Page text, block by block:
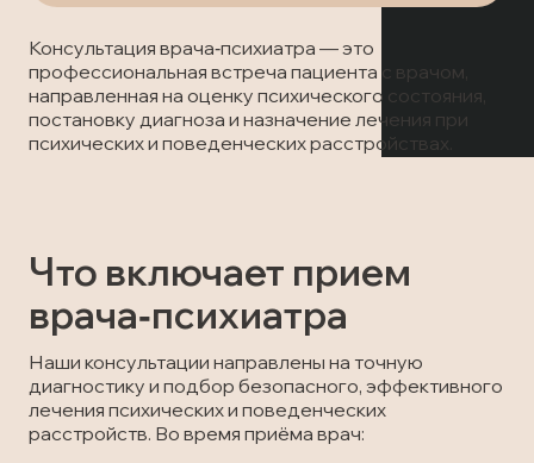
Вызов врача
Консультация врача‑психиатра — это
профессиональная встреча пациента с врачом,
направленная на оценку психического состояния,
постановку диагноза и назначение лечения при
психических и поведенческих расстройствах.
Что включает прием
врача‑психиатра
Наши консультации направлены на точную
диагностику и подбор безопасного, эффективного
лечения психических и поведенческих
расстройств. Во время приёма врач: